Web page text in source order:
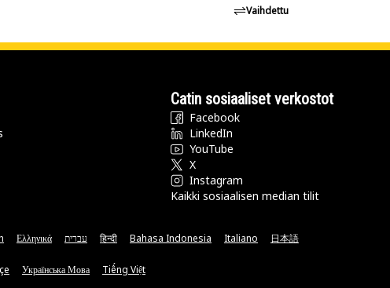
Vaihdettu
Catin sosiaaliset verkostot
Facebook
LinkedIn
YouTube
X
Instagram
Kaikki sosiaalisen median tilit
Ελληνικά עברית हिन्दी Bahasa Indonesia Italiano 日本語
Українська Мова Tiếng Việt